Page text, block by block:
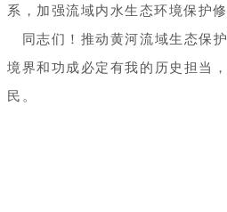
系，加强流域内水生态环境保护
同志们！推动黄河流域生态保
境界和功成必定有我的历史担当
民。